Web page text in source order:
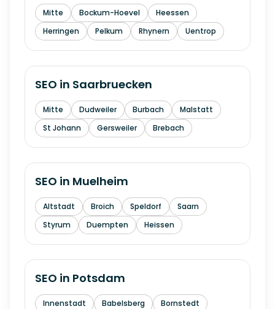
Mitte Bockum-Hoevel
Heessen
Herringen
Pelkum Rhynern Uentrop
SEO in Saarbruecken
Mitte Dudweiler Burbach
Malstatt
St Johann
Gersweiler Brebach
SEO in Muelheim
Altstadt Broich Speldorf
Saarn
Styrum
Duempten Heissen
SEO in Potsdam
Innenstadt Babelsberg
Bornstedt